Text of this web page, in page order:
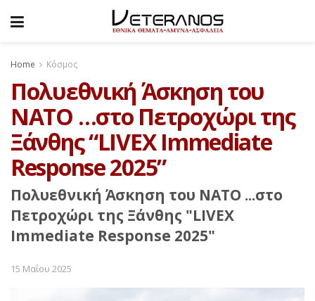
Home Κόσμος
Πολυεθνική Άσκηση του
ΝΑΤΟ …στο Πετροχώρι της
Ξάνθης “LIVEX Immediate
Response 2025”
Πολυεθνική Άσκηση του ΝΑΤΟ ...στο
Πετροχώρι της Ξάνθης "LIVEX
Immediate Response 2025"
15 Μαΐου 2025